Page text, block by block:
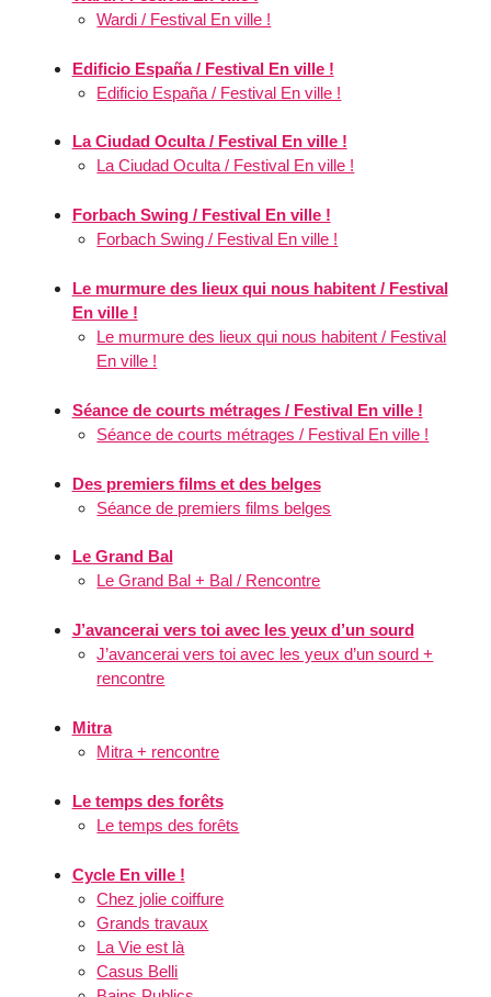
Wardi / Festival En ville !
Edificio España / Festival En ville !
Edificio España / Festival En ville !
La Ciudad Oculta / Festival En ville !
La Ciudad Oculta / Festival En ville !
Forbach Swing / Festival En ville !
Forbach Swing / Festival En ville !
Le murmure des lieux qui nous habitent / Festival
En ville !
Le murmure des lieux qui nous habitent / Festival
En ville !
Séance de courts métrages / Festival En ville !
Séance de courts métrages / Festival En ville !
Des premiers films et des belges
Séance de premiers films belges
Le Grand Bal
Le Grand Bal + Bal / Rencontre
J’avancerai vers toi avec les yeux d’un sourd
J’avancerai vers toi avec les yeux d’un sourd +
rencontre
Mitra
Mitra + rencontre
Le temps des forêts
Le temps des forêts
Cycle En ville !
Chez jolie coiffure
Grands travaux
La Vie est là
Casus Belli